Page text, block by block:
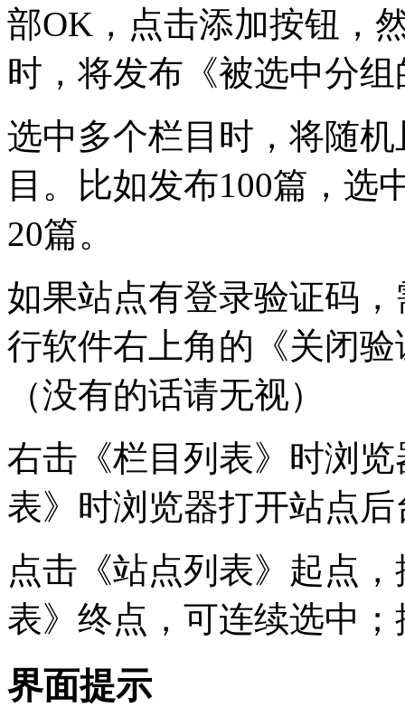
部OK，点击添加按钮，
时，将发布《被选中分
选中多个栏目时，将随
目。比如发布100篇，选
20篇。
如果站点有登录验证码
行软件右上角的《关闭
（没有的话请无视）
右击《栏目列表》时浏
表》时浏览器打开站点后
点击《站点列表》起点
表》终点，可连续选中
界面提示